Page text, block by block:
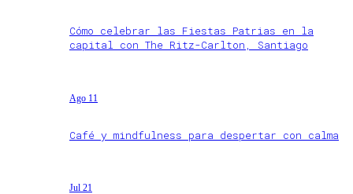
Cómo celebrar las Fiestas Patrias en la
capital con The Ritz-Carlton, Santiago
Ago 11
Café y mindfulness para despertar con calma
Jul 21